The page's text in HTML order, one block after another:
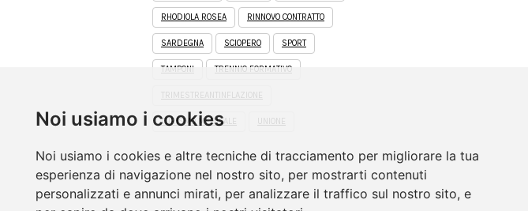
Noi usiamo i cookies
Noi usiamo i cookies e altre tecniche di tracciamento per migliorare la tua
esperienza di navigazione nel nostro sito, per mostrarti contenuti
personalizzati e annunci mirati, per analizzare il traffico sul nostro sito, e
RHODIOLA ROSEA RINNOVO CONTRATTO
SARDEGNA SCIOPERO SPORT
TAMPONI TRENNIO FORMATIVO
TRIMESTREANTINFLAZIONE
TURISMO MEDICALE UNIONE